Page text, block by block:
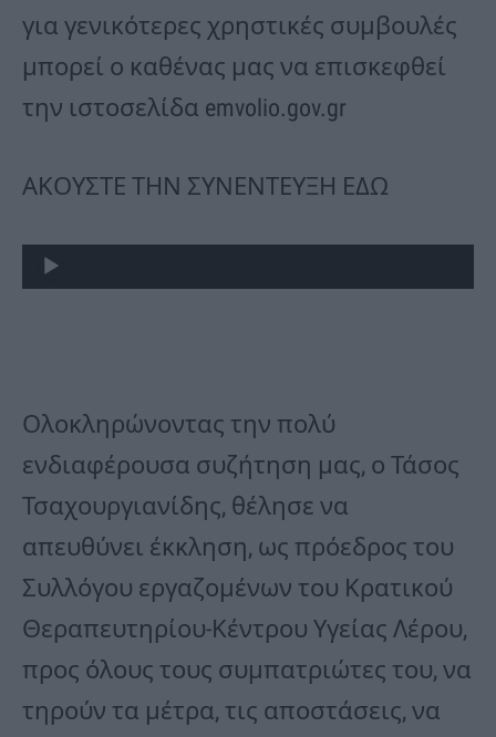
για γενικότερες χρηστικές συμβουλές
μπορεί ο καθένας μας να επισκεφθεί
την ιστοσελίδα emvolio.gov.gr
ΑΚΟΥΣΤΕ ΤΗΝ ΣΥΝΕΝΤΕΥΞΗ ΕΔΩ
Πρόγραμμα
Ολοκληρώνοντας την πολύ
ενδιαφέρουσα συζήτηση μας, ο Τάσος
Τσαχουργιανίδης, θέλησε να
απευθύνει έκκληση, ως πρόεδρος του
Συλλόγου εργαζομένων του Κρατικού
Θεραπευτηρίου-Κέντρου Υγείας Λέρου,
προς όλους τους συμπατριώτες του, να
τηρούν τα μέτρα, τις αποστάσεις, να